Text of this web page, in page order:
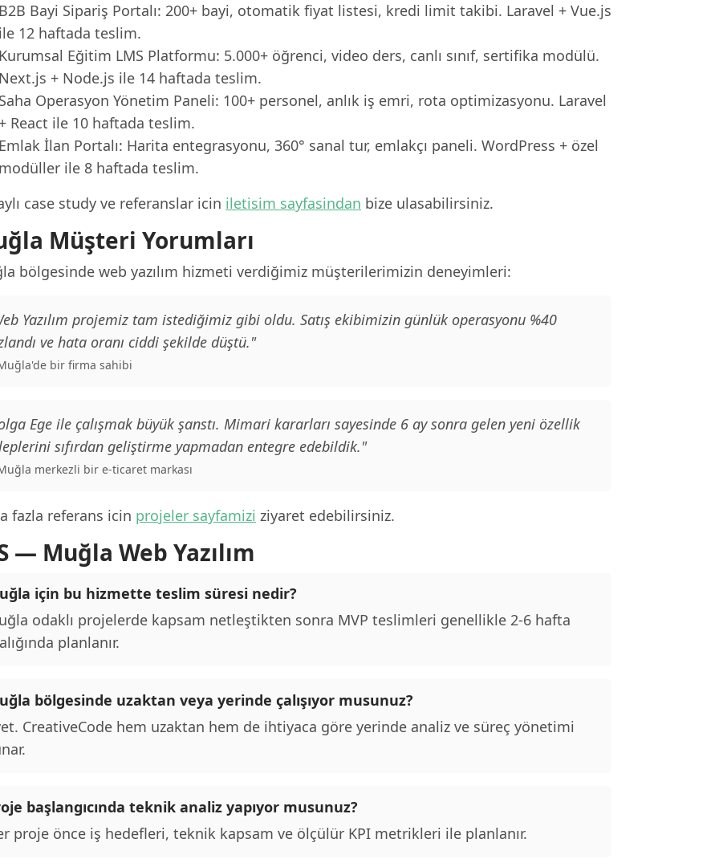
B2B Bayi Sipariş Portalı: 200+ bayi, otomatik fiyat listesi, kredi limit takibi. Laravel + Vue.js
ile 12 haftada teslim.
Kurumsal Eğitim LMS Platformu: 5.000+ öğrenci, video ders, canlı sınıf, sertifika modülü.
Next.js + Node.js ile 14 haftada teslim.
Saha Operasyon Yönetim Paneli: 100+ personel, anlık iş emri, rota optimizasyonu. Laravel
+ React ile 10 haftada teslim.
Emlak İlan Portalı: Harita entegrasyonu, 360° sanal tur, emlakçı paneli. WordPress + özel
modüller ile 8 haftada teslim.
case study ve referanslar icin iletisim sayfasindan bize ulasabilirsiniz.
Müşteri Yorumları
bölgesinde web yazılım hizmeti verdiğimiz müşterilerimizin deneyimleri:
Yazılım projemiz tam istediğimiz gibi oldu. Satış ekibimizin günlük operasyonu %40
ve hata oranı ciddi şekilde düştü."
bir firma sahibi
Ege ile çalışmak büyük şanstı. Mimari kararları sayesinde 6 ay sonra gelen yeni özellik
sıfırdan geliştirme yapmadan entegre edebildik."
merkezli bir e-ticaret markası
fazla referans icin projeler sayfamizi ziyaret edebilirsiniz.
— Muğla Web Yazılım
için bu hizmette teslim süresi nedir?
odaklı projelerde kapsam netleştikten sonra MVP teslimleri genellikle 2-6 hafta
planlanır.
bölgesinde uzaktan veya yerinde çalışıyor musunuz?
CreativeCode hem uzaktan hem de ihtiyaca göre yerinde analiz ve süreç yönetimi
başlangıcında teknik analiz yapıyor musunuz?
proje önce iş hedefleri, teknik kapsam ve ölçülür KPI metrikleri ile planlanır.